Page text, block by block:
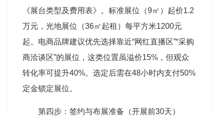
《展台类型及费用表》。标准展位（9㎡）起价1.2
万元，光地展位（36㎡起租）每平方米1200元
起。电商品牌建议优先选择靠近“网红直播区”“采购
商洽谈区”的展位，这类位置虽溢价15%，但观众
转化率可提升40%。选定后需在48小时内支付50%
定金锁定展位。
第四步：签约与布展准备（开展前30天）